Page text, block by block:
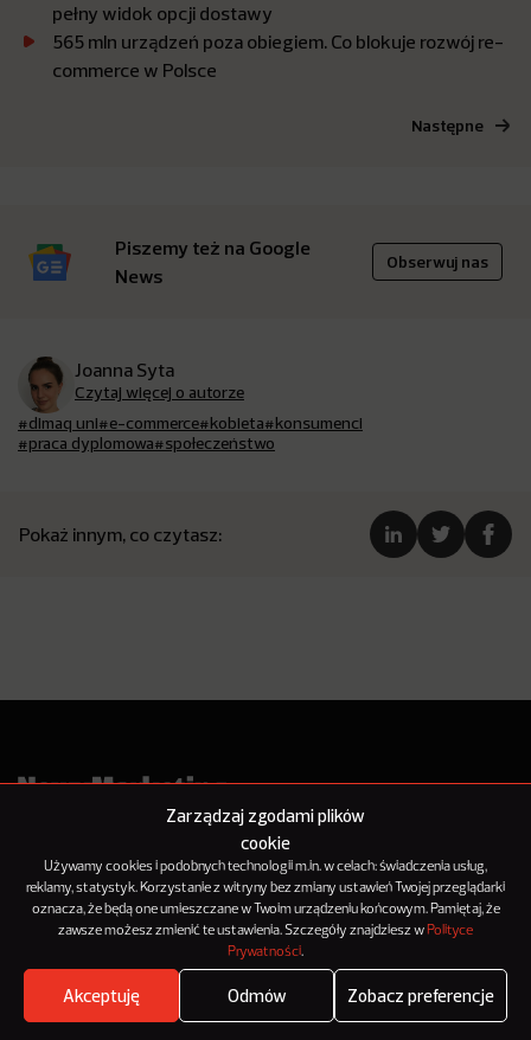
Zarządzaj zgodami plików
cookie
Używamy cookies i podobnych technologii m.in. w celach: świadczenia usług,
reklamy, statystyk. Korzystanie z witryny bez zmiany ustawień Twojej przeglądarki
oznacza, że będą one umieszczane w Twoim urządzeniu końcowym. Pamiętaj, że
zawsze możesz zmienić te ustawienia. Szczegóły znajdziesz w Polityce
Prywatności.
Akceptuję Odmów Zobacz preferencje
pełny widok opcji dostawy
565 mln urządzeń poza obiegiem. Co blokuje rozwój re-
commerce w Polsce
Następne
Piszemy też na Google
News
Obserwuj nas
Joanna Syta
Czytaj więcej o autorze
#dimaq uni#e-commerce#kobieta#konsumenci
#praca dyplomowa#społeczeństwo
Pokaż innym, co czytasz:
Where's the beef?
Reklama
Kontakt